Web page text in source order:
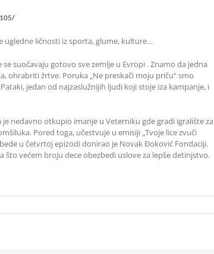
ugledne ličnosti iz sporta, glume, kulture…
suočavaju gotovo sve zemlje u Evropi . Znamo da jedna
ohrabriti žrtve. Poruka „Ne preskači moju priču“ smo
jedan od najzaslužnijih ljudi koji stoje iza kampanje, i
nedavno otkupio imanje u Veterniku gde gradi igralište za
Pored toga, učestvuje u emisiji „Tvoje lice zvuči
u četvrtoj epizodi donirao je Novak Đoković Fondaciji.
većem broju dece obezbedi uslove za lepše detinjstvo.